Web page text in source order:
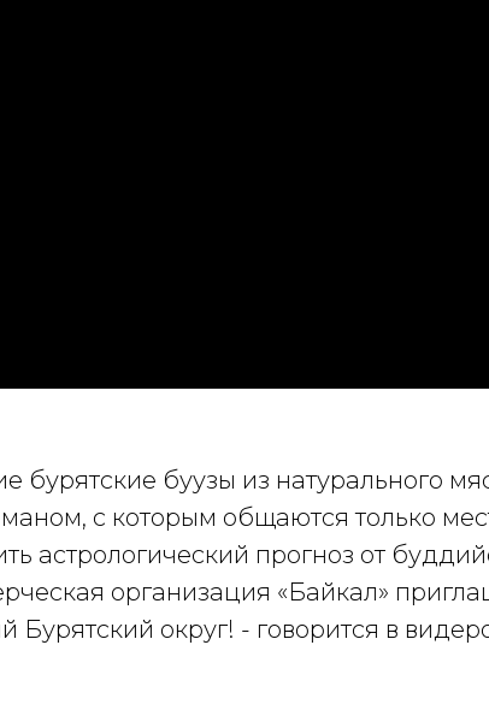
бурятские буузы из натурального
с которым общаются только
астрологический прогноз от
организация «Байкал»
Бурятский округ! - говорится в